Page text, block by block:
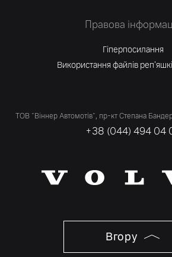
Правова
Гіперпосилання
Використання файлів
ТОВ "Віннер Автомотів", пр-кт Степана
+38 (044) 494 04
Вгору